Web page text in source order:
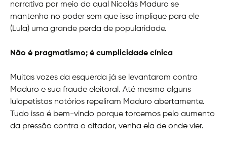
narrativa por meio da qual Nicolás Maduro se
mantenha no poder sem que isso implique para ele
(Lula) uma grande perda de popularidade.
Não é pragmatismo; é cumplicidade cínica
Muitas vozes da esquerda já se levantaram contra
Maduro e sua fraude eleitoral. Até mesmo alguns
lulopetistas notórios repeliram Maduro abertamente.
Tudo isso é bem-vindo porque torcemos pelo aumento
da pressão contra o ditador, venha ela de onde vier.